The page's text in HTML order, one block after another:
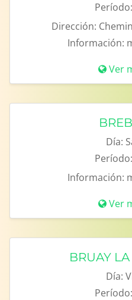
Período:
Dirección:
Información:
Ver
Día:
Período:
Información:
Ver
BRUAY
Día:
Período: